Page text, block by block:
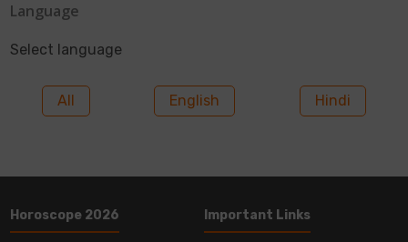
Language
Select language
All English Hindi
Horoscope 2026 Important Links